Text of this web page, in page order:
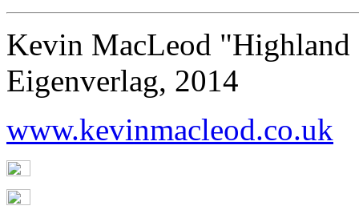
Kevin MacLeod "Highland
Eigenverlag, 2014
www.kevinmacleod.co.uk